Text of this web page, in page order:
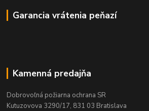
Garancia vrátenia peňazí
Kamenná predajňa
Dobrovoľná požiarna ochrana SR
Kutuzovova 3290/17, 831 03 Bratislava